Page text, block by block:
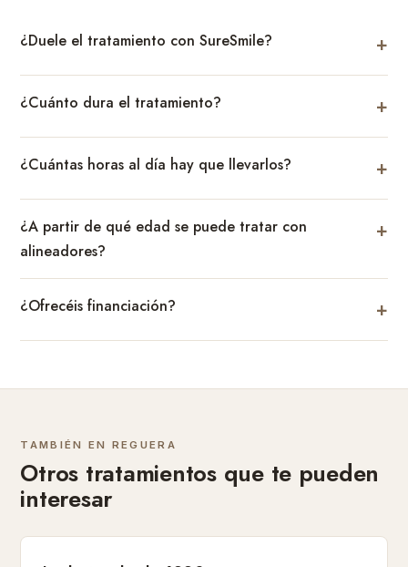
¿Duele el tratamiento con SureSmile?
¿Cuánto dura el tratamiento?
¿Cuántas horas al día hay que llevarlos?
¿A partir de qué edad se puede tratar con
alineadores?
¿Ofrecéis financiación?
TAMBIÉN EN REGUERA
Otros tratamientos que te pueden
interesar